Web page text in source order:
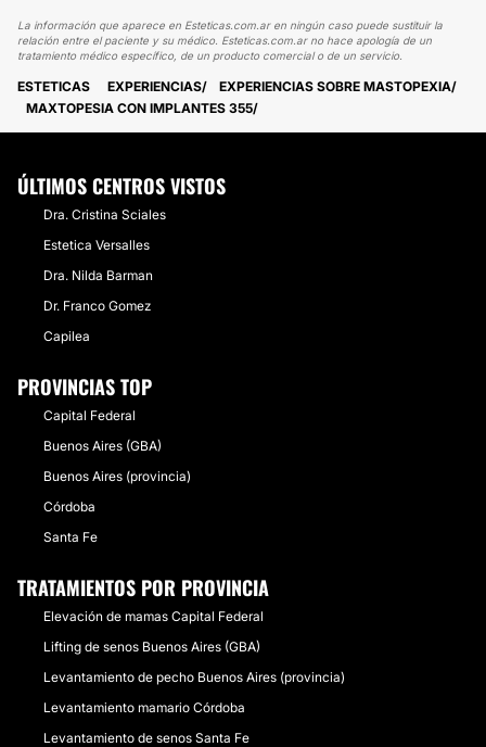
La información que aparece en Esteticas.com.ar en ningún caso puede sustituir la
relación entre el paciente y su médico. Esteticas.com.ar no hace apología de un
tratamiento médico específico, de un producto comercial o de un servicio.
ESTETICAS EXPERIENCIAS
EXPERIENCIAS SOBRE MASTOPEXIA
MAXTOPESIA CON IMPLANTES 355
ÚLTIMOS CENTROS VISTOS
Dra. Cristina Sciales
Estetica Versalles
Dra. Nilda Barman
Dr. Franco Gomez
Capilea
PROVINCIAS TOP
Capital Federal
Buenos Aires (GBA)
Buenos Aires (provincia)
Córdoba
Santa Fe
TRATAMIENTOS POR PROVINCIA
Elevación de mamas Capital Federal
Lifting de senos Buenos Aires (GBA)
Levantamiento de pecho Buenos Aires (provincia)
Levantamiento mamario Córdoba
Levantamiento de senos Santa Fe